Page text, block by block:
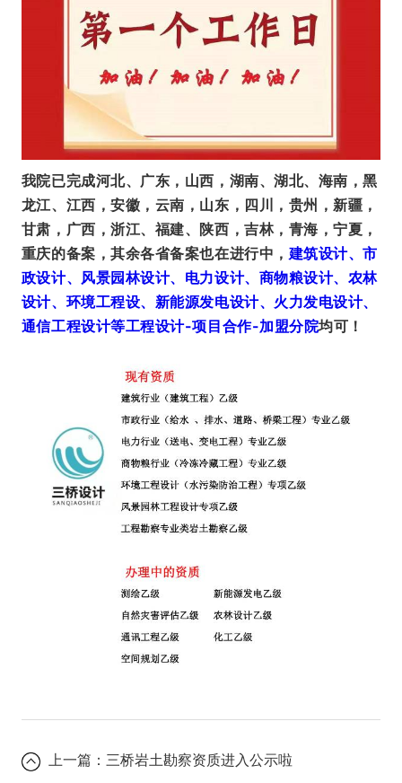
我院已完成河北、广东，山西，湖南、湖北、海南，黑
龙江、江西，安徽，云南，山东，四川，贵州，新疆，
甘肃，广西，浙江、福建、陕西，吉林，青海，宁夏，
重庆的备案，其余各省备案也在进行中， 建筑设计、市
政设计、风景园林设计、电力设计、商物粮设计、农林
设计、环境工程设、新能源发电设计、火力发电设计、
通信工程设计等工程设计-项目合作-加盟分院均可！
上一篇： 三桥岩土勘察资质进入公示啦